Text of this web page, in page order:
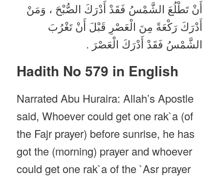
أَنْ تَطْلُعَ الشَّمْسُ فَقَدْ أَدْرَكَ الصُّبْحَ ، وَمَنْ
أَدْرَكَ رَكْعَةً مِنَ الْعَصْرِ قَبْلَ أَنْ تَغْرُبَ
الشَّمْسُ فَقَدْ أَدْرَكَ الْعَصْرَ .
Hadith No 579 in English
Narrated Abu Huraira: Allah’s Apostle
said, Whoever could get one rak`a (of
the Fajr prayer) before sunrise, he has
got the (morning) prayer and whoever
could get one rak`a of the `Asr prayer